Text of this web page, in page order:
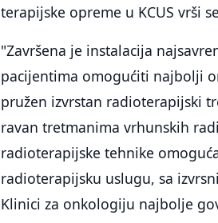
terapijske opreme u KCUS vrši
"Završena je instalacija
pacijentima omogućiti najbolji
pružen izvrstan radioterapijski
ravan tretmanima vrhunskih
radioterapijske tehnike
radioterapijsku uslugu, sa
Klinici za onkologiju najbolje